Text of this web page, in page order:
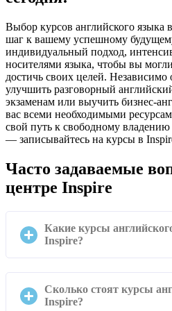
Выбор курсов английского языка
шаг к вашему успешному
индивидуальный подход,
носителями языка, чтобы вы
достичь своих целей. Независимо
улучшить разговорный
экзаменам или выучить бизнес-
вас всеми необходимыми
свой путь к свободному
— записывайтесь на курсы в
Часто задаваемые
центре Inspire
Какие курсы
Inspire?
Учебный центр Inspire
курсов английского языка:
Сколько стоят курсы
Inspire?